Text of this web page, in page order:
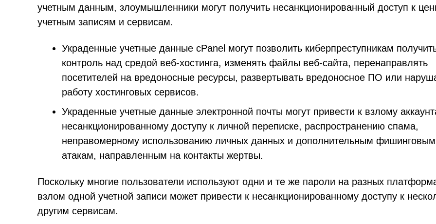
учетным данным, злоумышленники могут получить несанкционированный доступ к
учетным записям и сервисам.
Украденные учетные данные cPanel могут позволить киберпреступникам
контроль над средой веб-хостинга, изменять файлы веб-сайта, перенаправлять
посетителей на вредоносные ресурсы, развертывать вредоносное ПО или
работу хостинговых сервисов.
Украденные учетные данные электронной почты могут привести к взлому
несанкционированному доступу к личной переписке, распространению спама,
неправомерному использованию личных данных и дополнительным фишинговым
атакам, направленным на контакты жертвы.
Поскольку многие пользователи используют одни и те же пароли на разных
взлом одной учетной записи может привести к несанкционированному доступу к
другим сервисам.